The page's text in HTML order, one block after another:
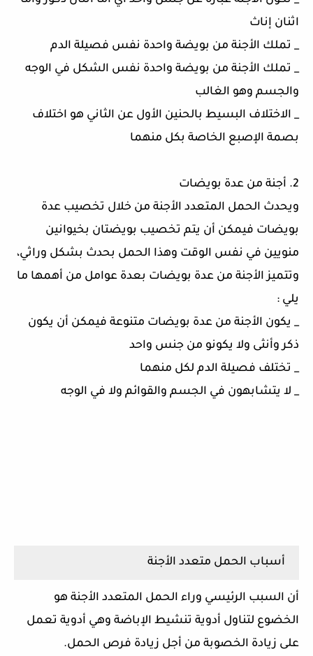
اثنان إناث
_ تملك الأجنة من بويضة واحدة نفس فصيلة الدم
_ تملك الأجنة من بويضة واحدة نفس الشكل في الوجه
والجسم وهو الغالب
_ الاختلاف البسيط بالحنين الأول عن الثاني هو اختلاف
بصمة الإصبع الخاصة بكل منهما
2. أجنة من عدة بويضات
ويحدث الحمل المتعدد الأجنة من خلال تخصيب عدة
بويضات فيمكن أن يتم تخصيب بويضتان بخيوانين
منويين في نفس الوقت وهذا الحمل بحدث بشكل وراثي،
وتتميز الأجنة من عدة بويضات بعدة عوامل من أهمها ما
يلي :
_ يكون الأجنة من عدة بويضات متنوعة فيمكن أن يكون
ذكر وأنثى ولا يكونو من جنس واحد
_ تختلف فصيلة الدم لكل منهما
_ لا يتشابهون في الجسم والقوائم ولا في الوجه
أسباب الحمل متعدد الأجنة
أن السبب الرئيسي وراء الحمل المتعدد الأجنة هو
الخضوع لتناول أدوية تنشيط الإباضة وهي أدوية تعمل
على زيادة الخصوبة من أجل زيادة فرص الحمل.